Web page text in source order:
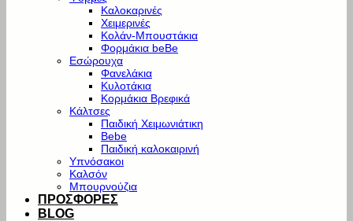
Καλοκαρινές
Χειμερινές
Κολάν-Μπουστάκια
Φορμάκια beBe
Εσώρουχα
Φανελάκια
Κυλοτάκια
Κορμάκια Βρεφικά
Κάλτσες
Παιδική Χειμωνιάτικη
Bebe
Παιδική καλοκαιρινή
Υπνόσακοι
Καλσόν
Μπουρνούζια
ΠΡΟΣΦΟΡΕΣ
BLOG